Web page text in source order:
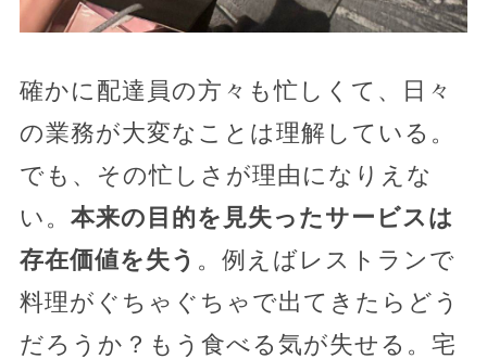
確かに配達員の方々も忙しくて、日々
の業務が大変なことは理解している。
でも、その忙しさが理由になりえな
い。 本来の目的を見失ったサービスは
存在価値を失う 。例えばレストランで
料理がぐちゃぐちゃで出てきたらどう
だろうか？もう食べる気が失せる。宅